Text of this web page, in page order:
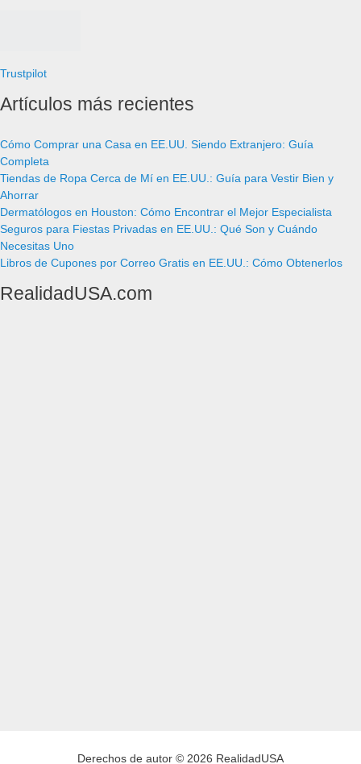
Trustpilot
Artículos más recientes
Cómo Comprar una Casa en EE.UU. Siendo Extranjero: Guía
Completa
Tiendas de Ropa Cerca de Mí en EE.UU.: Guía para Vestir Bien y
Ahorrar
Dermatólogos en Houston: Cómo Encontrar el Mejor Especialista
Seguros para Fiestas Privadas en EE.UU.: Qué Son y Cuándo
Necesitas Uno
Libros de Cupones por Correo Gratis en EE.UU.: Cómo Obtenerlos
RealidadUSA.com
Derechos de autor © 2026 RealidadUSA